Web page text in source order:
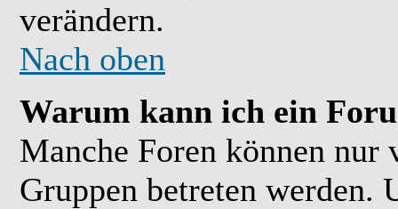
verändern.
Nach oben
Warum kann ich ein
Manche Foren können nur
Gruppen betreten werden.